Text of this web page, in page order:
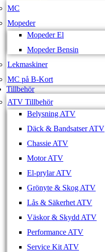
MC
Mopeder
Mopeder El
Mopeder Bensin
Lekmaskiner
MC på B-Kort
Tillbehör
ATV Tillbehör
Belysning ATV
Däck & Bandsatser ATV
Chassie ATV
Motor ATV
El-prylar ATV
Grönyte & Skog ATV
Lås & Säkerhet ATV
Väskor & Skydd ATV
Performance ATV
Service Kit ATV